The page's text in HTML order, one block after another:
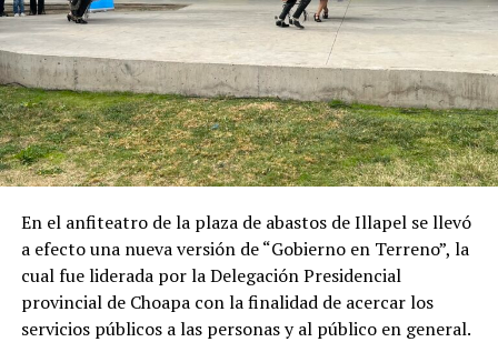
En el anfiteatro de la plaza de abastos de Illapel se llevó
a efecto una nueva versión de “Gobierno en Terreno”, la
cual fue liderada por la Delegación Presidencial
provincial de Choapa con la finalidad de acercar los
servicios públicos a las personas y al público en general.